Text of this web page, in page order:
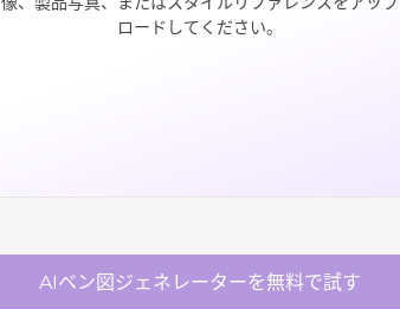
ロードしてください。
AIベン図ジェネレーターを無料で試す